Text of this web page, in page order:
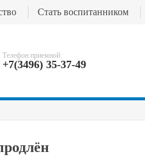
Телефон приемной:
+7(3496) 35-37-49
Стать воспитанником